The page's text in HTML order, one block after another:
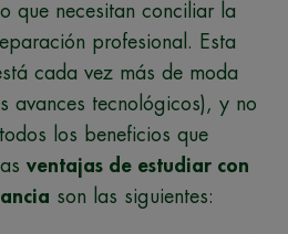
que necesitan conciliar la
profesional. Esta
cada vez más de moda
avances tecnológicos), y no
los beneficios que
ventajas de estudiar con
son las siguientes: